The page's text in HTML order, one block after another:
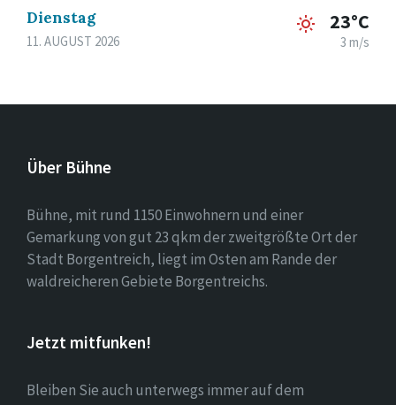
Dienstag
11. AUGUST 2026
23°C
3 m/s
Über Bühne
Bühne, mit rund 1150 Einwohnern und einer
Gemarkung von gut 23 qkm der zweitgrößte Ort der
Stadt Borgentreich, liegt im Osten am Rande der
waldreicheren Gebiete Borgentreichs.
Jetzt mitfunken!
Bleiben Sie auch unterwegs immer auf dem